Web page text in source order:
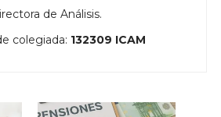
de Análisis.
colegiada: 132309 ICAM